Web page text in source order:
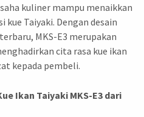
kuliner mampu menaikkan
kue Taiyaki. Dengan desain
MKS-E3 merupakan
cita rasa kue ikan
kepada pembeli.
Ikan Taiyaki MKS-E3 dari